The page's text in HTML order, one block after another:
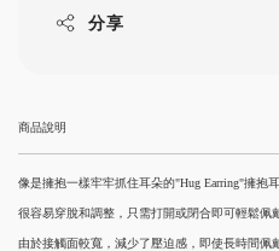
分享
商品說明
像是擁抱一樣牢牢抓住耳朵的"Hug Earring"擁抱耳
很容易穿脫和調整，只需打開或閉合即可輕鬆佩
由於接觸面較寬，減少了壓迫感，即使長時間佩